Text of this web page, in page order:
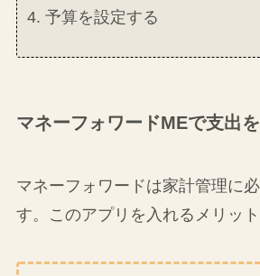
予算を設定する
マネーフォワードMEで支出
マネーフォワードは家計管理に
す。このアプリを入れるメリット